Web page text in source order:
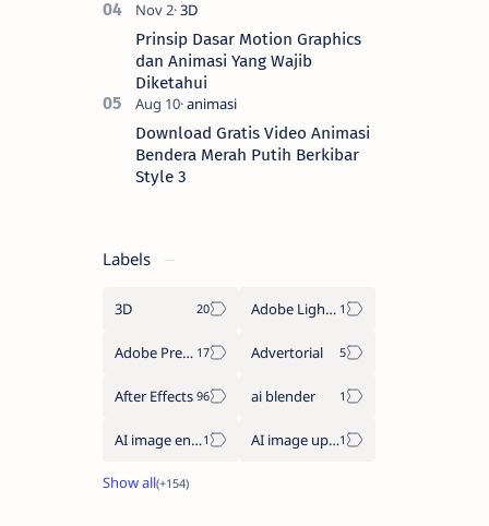
Prinsip Dasar Motion Graphics
dan Animasi Yang Wajib
Diketahui
Download Gratis Video Animasi
Bendera Merah Putih Berkibar
Style 3
Labels
3D Adobe Lightroom
Adobe Premiere Pro Advertorial
After Effects ai blender
AI image enhancement AI image upscaler